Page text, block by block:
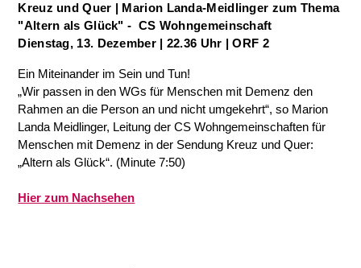
Kreuz und Quer | Marion Landa-Meidlinger zum Thema
"Altern als Glück" - CS Wohngemeinschaft
Dienstag, 13. Dezember | 22.36 Uhr | ORF 2
Ein Miteinander im Sein und Tun!
„Wir passen in den WGs für Menschen mit Demenz den
Rahmen an die Person an und nicht umgekehrt“, so Marion
Landa Meidlinger, Leitung der CS Wohngemeinschaften für
Menschen mit Demenz in der Sendung Kreuz und Quer:
„Altern als Glück“. (Minute 7:50)
Hier zum Nachsehen